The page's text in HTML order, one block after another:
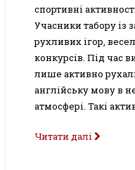
спортивні
Учасники табору із
рухливих ігор,
конкурсів. Під час
лише активно
англійську мову в
атмосфері. Такі
Читати далі